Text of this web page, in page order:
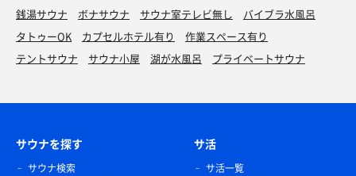
銭湯サウナ
ボナサウナ サウナ室テレビ無し
バイブラ水風呂
タトゥーOK
カプセルホテル有り
作業スペース有り
テントサウナ
サウナ小屋 湖が水風呂 プライベートサウナ
サウナを探す
サウナ検索
サ活
サ活一覧